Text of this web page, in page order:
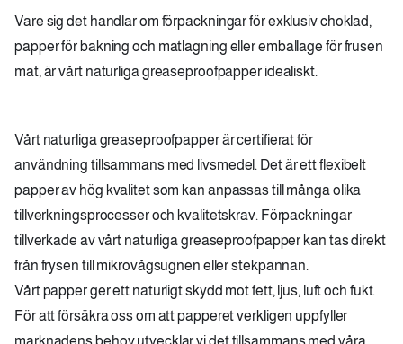
Vare sig det handlar om förpackningar för exklusiv choklad,
papper för bakning och matlagning eller emballage för frusen
mat, är vårt naturliga greaseproofpapper idealiskt.
Vårt naturliga greaseproofpapper är certifierat för
användning tillsammans med livsmedel. Det är ett flexibelt
papper av hög kvalitet som kan anpassas till många olika
tillverkningsprocesser och kvalitetskrav. Förpackningar
tillverkade av vårt naturliga greaseproofpapper kan tas direkt
från frysen till mikrovågsugnen eller stekpannan.
Vårt papper ger ett naturligt skydd mot fett, ljus, luft och fukt.
För att försäkra oss om att papperet verkligen uppfyller
marknadens behov utvecklar vi det tillsammans med våra